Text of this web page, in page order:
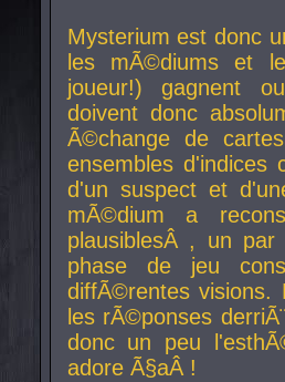
Mysterium est donc
les mÃ©diums et
joueur!) gagnent
doivent donc
Ã©change de
ensembles d'indices
d'un suspect et
mÃ©dium a
plausiblesÂ , un par
phase de jeu
diffÃ©rentes visions.
les rÃ©ponses
donc un peu
adore Ã§aÂ !